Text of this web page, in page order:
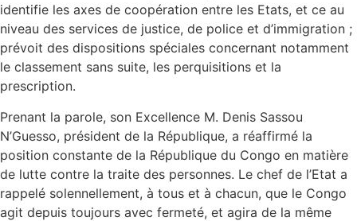
identifie les axes de coopération entre les Etats, et ce au
niveau des services de justice, de police et d’immigration ;
prévoit des dispositions spéciales concernant notamment
le classement sans suite, les perquisitions et la
prescription.
Prenant la parole, son Excellence M. Denis Sassou
N’Guesso, président de la République, a réaffirmé la
position constante de la République du Congo en matière
de lutte contre la traite des personnes. Le chef de l’Etat a
rappelé solennellement, à tous et à chacun, que le Congo
agit depuis toujours avec fermeté, et agira de la même